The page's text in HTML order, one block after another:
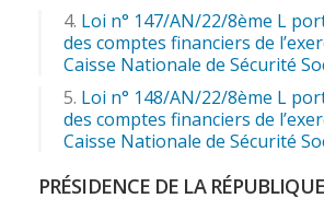
Loi n° 147/AN/22/8ème L
des comptes financiers de
Caisse Nationale de Sécurité
Loi n° 148/AN/22/8ème L
des comptes financiers de
Caisse Nationale de Sécurité
PRÉSIDENCE DE LA RÉPUBLIQUE